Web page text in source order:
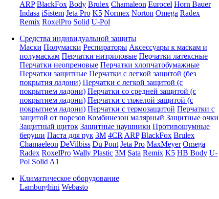
ARP BlackFox Body Brulex Chamaleon Eurocel Horn Bauer
Indasa iSistem Jeta Pro K5 Normex Norton Omega Radex
Remix RoxelPro Solid U-Pol
Средства индивидуальной защиты
Маски Полумаски Респираторы Аксессуары к маскам и
полумаскам Перчатки нитриловые Перчатки латексные
Перчатки неопреновые Перчатки хлопчатобумажные
Перчатки защитные Перчатки с легкой защитой (без
покрытия ладони) Перчатки с легкой защитой (с
покрытием ладони) Перчатки со средней защитой (с
покрытием ладони) Перчатки с тяжелой защитой (с
покрытием ладони) Перчатки с термозащитой Перчатки с
защитой от порезов Комбинезон малярный Защитные очки
Защитный щиток Защитные наушники Противошумные
беруши Паста для рук 3M 4CR ARP BlackFox Brulex
Chamaeleon DeVilbiss Du Pont Jeta Pro MaxMeyer Omega
Radex RoxelPro Wally Plastic 3M Sata Remix K5 HB Body U-
Pol Solid A1
Климатическое оборудование
Lamborghini Webasto